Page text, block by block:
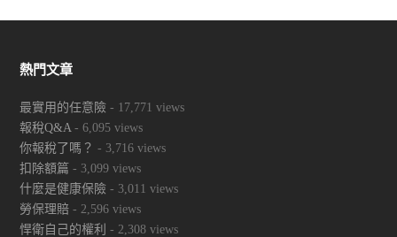
熱門文章
最實用的任意險 - 17,771 views
報稅Q&A - 6,095 views
你報稅了嗎？ - 3,716 views
扣除額篇 - 3,099 views
什麼是健康保險 - 3,011 views
勞保理賠 - 2,596 views
悍衛自己的權利 - 2,308 views